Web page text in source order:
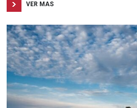
VER MAS